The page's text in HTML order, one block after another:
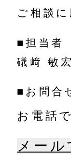
ご相談
■担当者
礒﨑 敏宏
■お問合
お電話
メー